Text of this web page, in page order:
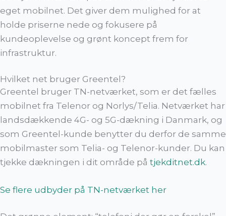
eget mobilnet. Det giver dem mulighed for at
holde priserne nede og fokusere på
kundeoplevelse og grønt koncept frem for
infrastruktur.
Hvilket net bruger Greentel?
Greentel bruger TN-netværket, som er det fælles
mobilnet fra Telenor og Norlys/Telia. Netværket har
landsdækkende 4G- og 5G-dækning i Danmark, og
som Greentel-kunde benytter du derfor de samme
mobilmaster som Telia- og Telenor-kunder. Du kan
tjekke dækningen i dit område på tjekditnet.dk.
Se flere udbyder på TN-netværket her